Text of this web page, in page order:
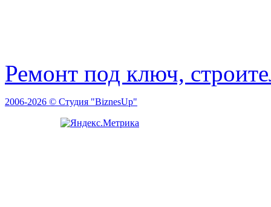
Ремонт под ключ,
2006-2026 © Студия "BiznesUp"